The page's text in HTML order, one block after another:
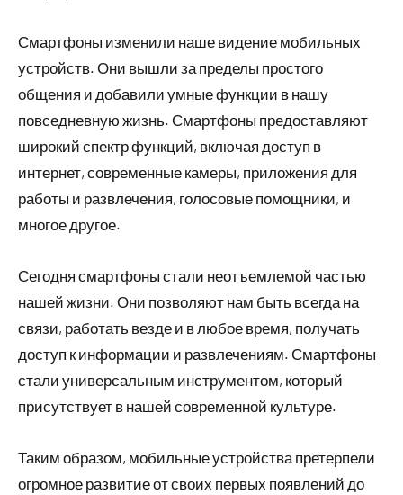
Смартфоны изменили наше видение мобильных
устройств. Они вышли за пределы простого
общения и добавили умные функции в нашу
повседневную жизнь. Смартфоны предоставляют
широкий спектр функций, включая доступ в
интернет, современные камеры, приложения для
работы и развлечения, голосовые помощники, и
многое другое.
Сегодня смартфоны стали неотъемлемой частью
нашей жизни. Они позволяют нам быть всегда на
связи, работать везде и в любое время, получать
доступ к информации и развлечениям. Смартфоны
стали универсальным инструментом, который
присутствует в нашей современной культуре.
Таким образом, мобильные устройства претерпели
огромное развитие от своих первых появлений до